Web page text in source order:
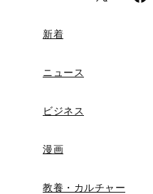
新着
ニュース
ビジネス
漫画
教養・カルチャー